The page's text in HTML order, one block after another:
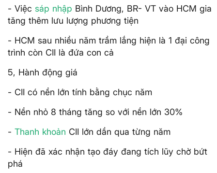
- Việc sáp nhập Bình Dương, BR- VT vào HCM gia
tăng thêm lưu lượng phương tiện
- HCM sau nhiều năm trầm lắng hiện là 1 đại công
trình còn CII là đứa con cả
5, Hành động giá
- CII có nền lớn tính bằng chục năm
- Nền nhỏ 8 tháng tăng so với nền lớn 30%
- Thanh khoản CII lớn dần qua từng năm
- Hiện đã xác nhận tạo đáy đang tích lũy chờ bứt
phá